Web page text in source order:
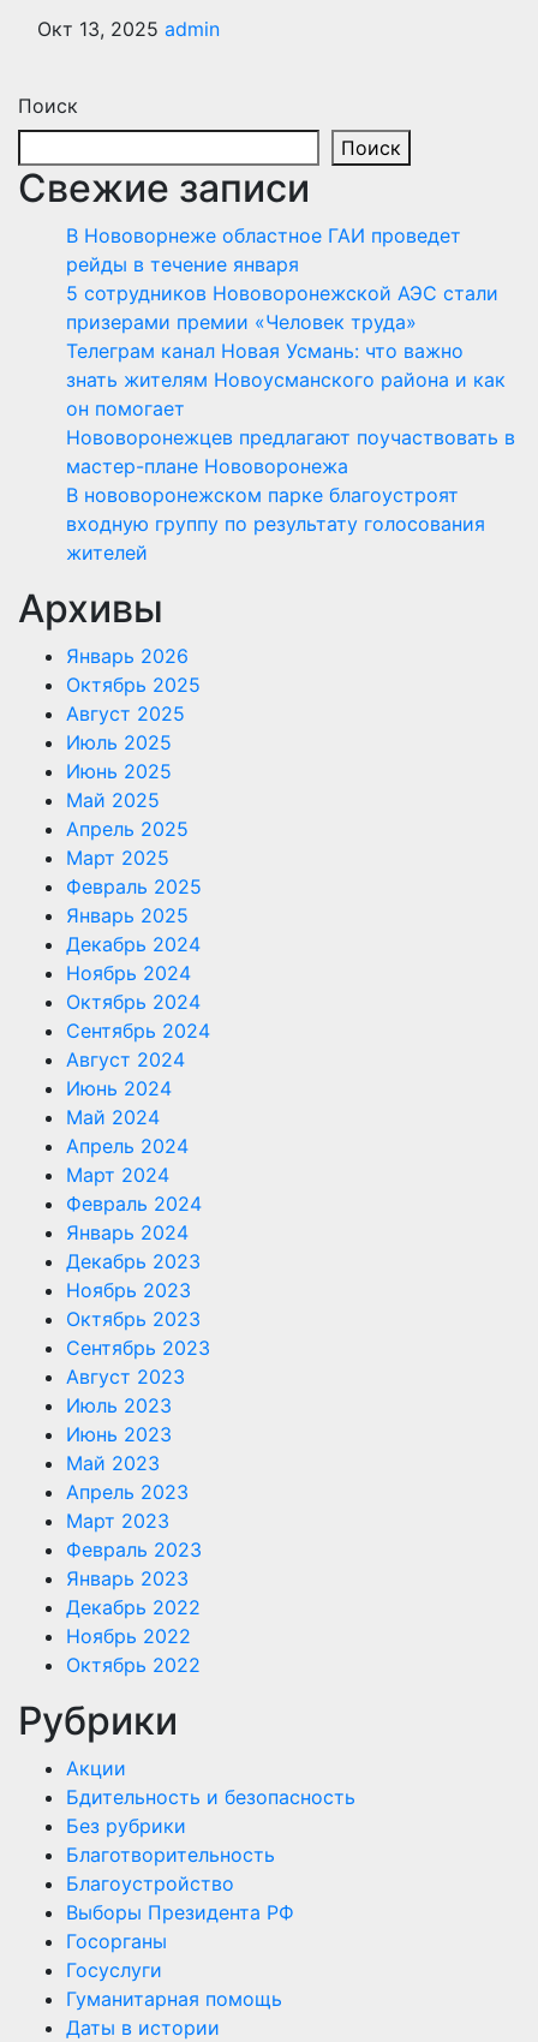
Окт 13, 2025 admin
Поиск
Поиск
Свежие записи
В Нововорнеже областное ГАИ проведет
рейды в течение января
5 сотрудников Нововоронежской АЭС стали
призерами премии «Человек труда»
Телеграм канал Новая Усмань: что важно
знать жителям Новоусманского района и как
он помогает
Нововоронежцев предлагают поучаствовать в
мастер-плане Нововоронежа
В нововоронежском парке благоустроят
входную группу по результату голосования
жителей
Архивы
Январь 2026
Октябрь 2025
Август 2025
Июль 2025
Июнь 2025
Май 2025
Апрель 2025
Март 2025
Февраль 2025
Январь 2025
Декабрь 2024
Ноябрь 2024
Октябрь 2024
Сентябрь 2024
Август 2024
Июнь 2024
Май 2024
Апрель 2024
Март 2024
Февраль 2024
Январь 2024
Декабрь 2023
Ноябрь 2023
Октябрь 2023
Сентябрь 2023
Август 2023
Июль 2023
Июнь 2023
Май 2023
Апрель 2023
Март 2023
Февраль 2023
Январь 2023
Декабрь 2022
Ноябрь 2022
Октябрь 2022
Рубрики
Акции
Бдительность и безопасность
Без рубрики
Благотворительность
Благоустройство
Выборы Президента РФ
Госорганы
Госуслуги
Гуманитарная помощь
Даты в истории